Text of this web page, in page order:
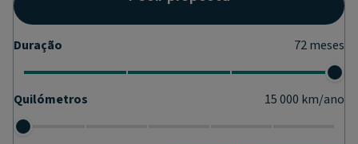
Duração 72meses
Quilómetros 15 000 km/ano